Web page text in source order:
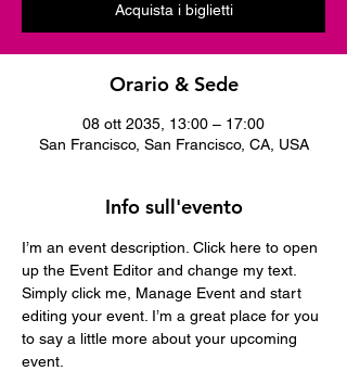
Acquista i biglietti
Orario & Sede
08 ott 2035, 13:00 – 17:00
San Francisco, San Francisco, CA, USA
Info sull'evento
I’m an event description. Click here to open
up the Event Editor and change my text.
Simply click me, Manage Event and start
editing your event. I’m a great place for you
to say a little more about your upcoming
event.